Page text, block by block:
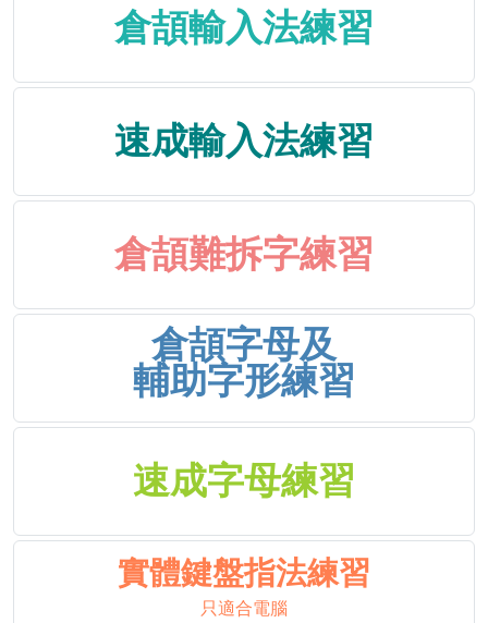
倉頡輸入法練習
速成輸入法練習
倉頡難拆字練習
倉頡字母及
輔助字形練習
速成字母練習
實體鍵盤指法練習
只適合電腦